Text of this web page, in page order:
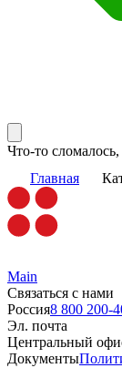
Что-то
Главная
Main
Связаться с нами
Россия8 800 200-
Эл. почта
Центральный
Документы